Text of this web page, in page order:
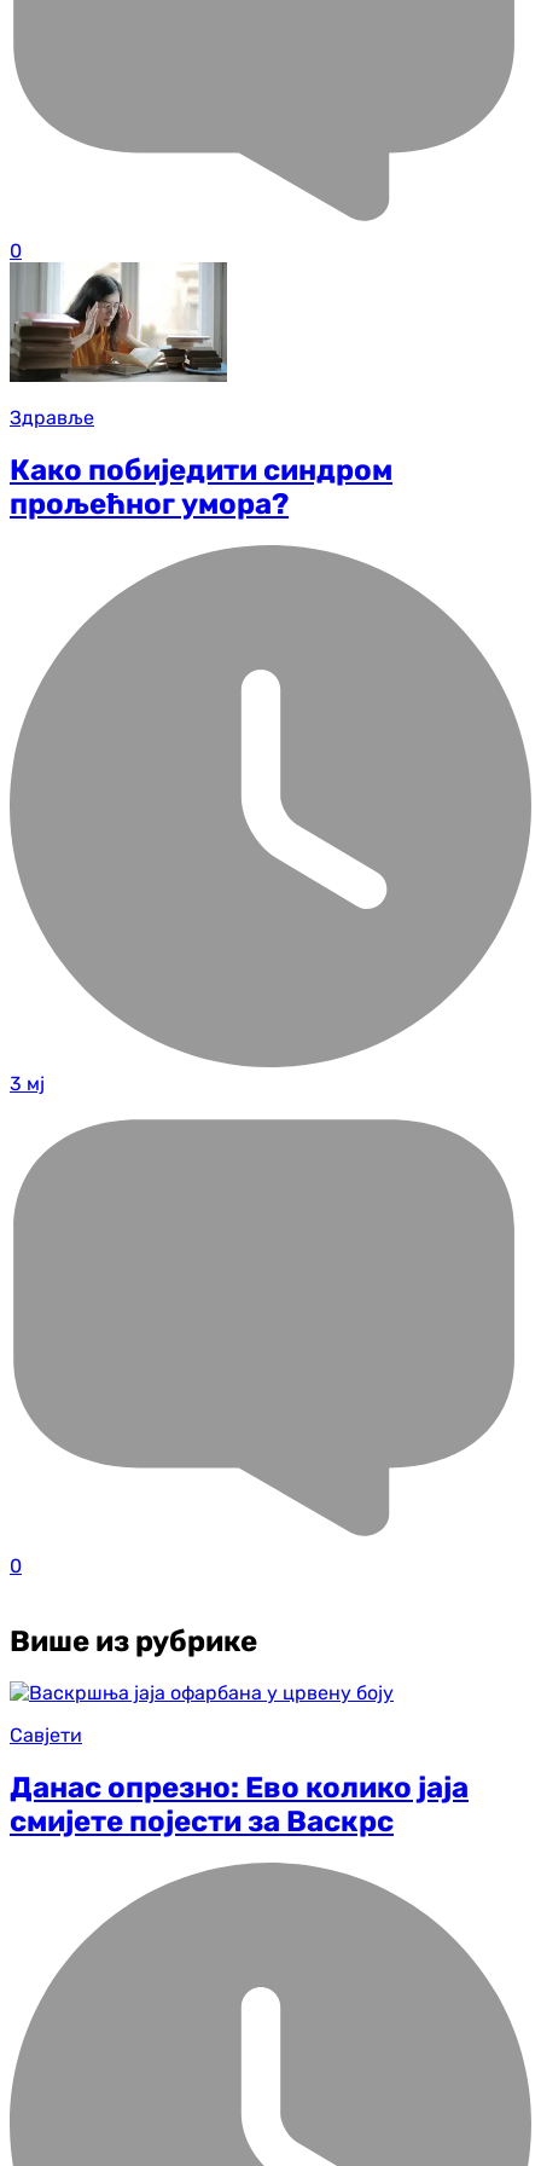
0
Здравље
Како побиједити синдром
прољећног умора?
3 мј
0
Више из рубрике
Савјети
Данас опрезно: Ево колико јаја
смијете појести за Васкрс